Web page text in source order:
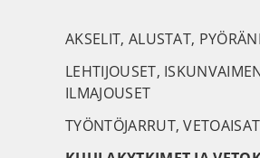
AKSELIT, ALUSTAT,
LEHTIJOUSET,
ILMAJOUSET
TYÖNTÖJARRUT, VETOAISAT